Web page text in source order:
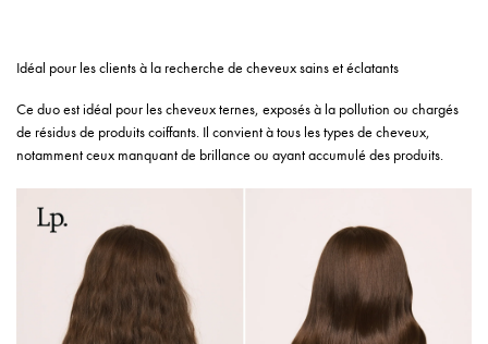
Idéal pour les clients à la recherche de cheveux sains et éclatants
Ce duo est idéal pour les cheveux ternes, exposés à la pollution ou chargés
de résidus de produits coiffants. Il convient à tous les types de cheveux,
notamment ceux manquant de brillance ou ayant accumulé des produits.